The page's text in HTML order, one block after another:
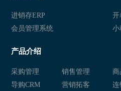
进销存ERP
开
会员管理系统
小
产品介绍
采购管理 销售管理 商
导购CRM
营销拓客 连